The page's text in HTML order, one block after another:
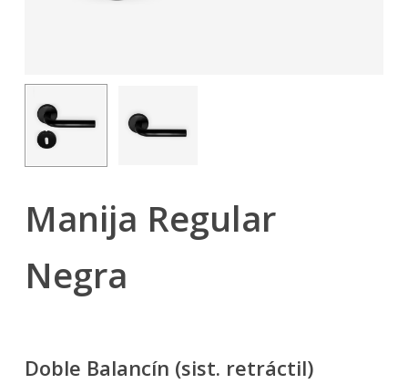
Manija Regular
Negra
Doble Balancín (sist. retráctil)